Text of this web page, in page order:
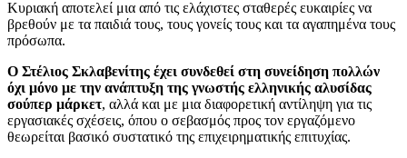
Κυριακή αποτελεί μια από τις ελάχιστες σταθερές ευκαιρίες να
βρεθούν με τα παιδιά τους, τους γονείς τους και τα αγαπημένα τους
πρόσωπα.
Ο Στέλιος Σκλαβενίτης έχει συνδεθεί στη συνείδηση πολλών
όχι μόνο με την ανάπτυξη της γνωστής ελληνικής αλυσίδας
σούπερ μάρκετ, αλλά και με μια διαφορετική αντίληψη για τις
εργασιακές σχέσεις, όπου ο σεβασμός προς τον εργαζόμενο
θεωρείται βασικό συστατικό της επιχειρηματικής επιτυχίας.